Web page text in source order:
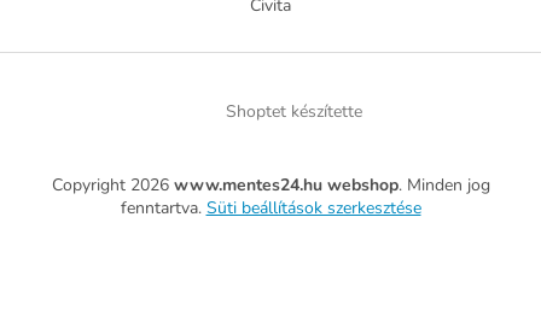
Civita
Shoptet készítette
Copyright 2026 www.mentes24.hu webshop. Minden jog
fenntartva. Süti beállítások szerkesztése